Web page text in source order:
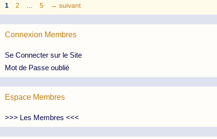
Page
1 Page
2 Page
5 → suivant
Connexion Membres
Se Connecter sur le Site
Mot de Passe oublié
Espace Membres
>>> Les Membres <<<